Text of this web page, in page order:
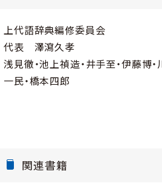
上代語辞典編修委員会
代表 澤瀉久孝
浅見徹・池上禎造・井手至・伊藤博
一民・橋本四郎
関連書籍